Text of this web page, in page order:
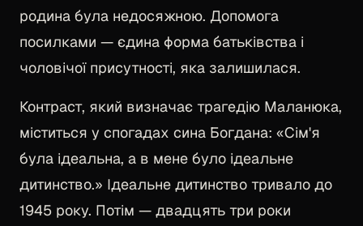
родина була недосяжною. Допомога
посилками — єдина форма батьківства і
чоловічої присутності, яка залишилася.
Контраст, який визначає трагедію Маланюка,
міститься у спогадах сина Богдана: «Сім'я
була ідеальна, а в мене було ідеальне
дитинство.» Ідеальне дитинство тривало до
1945 року. Потім — двадцять три роки